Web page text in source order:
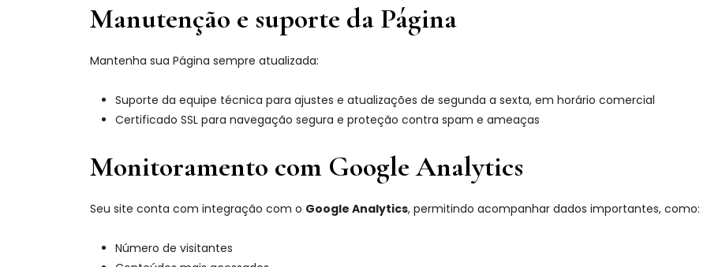
Manutenção e suporte da Página
Mantenha sua Página sempre atualizada:
Suporte da equipe técnica para ajustes e atualizações de segunda a sexta, em horário comercial
Certificado SSL para navegação segura e proteção contra spam e ameaças
Monitoramento com Google Analytics
Seu site conta com integração com o Google Analytics, permitindo acompanhar dados importantes, como:
Número de visitantes